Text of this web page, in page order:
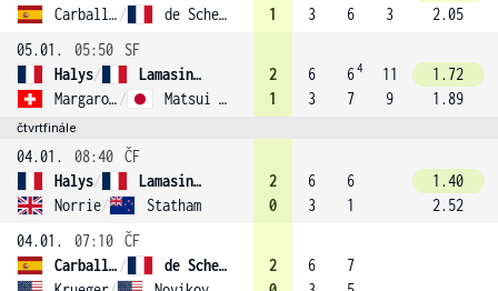
Carballes Baena / de Schepper
1
3
6
3
2.05
05.01.
05:50
SF
Halys/
Lamasine (1)
Margaroli / Matsui (3)
2
1
6
3
64
7
11
9
1.72
1.89
čtvrtfinále
04.01. 08:40 ČF
Halys/
Lamasine (1)
Norrie/ Statham
2
0
6
3
6
1
1.40
2.52
04.01.
07:10 ČF
Carballes Baena /
de Schepper
2
6
7